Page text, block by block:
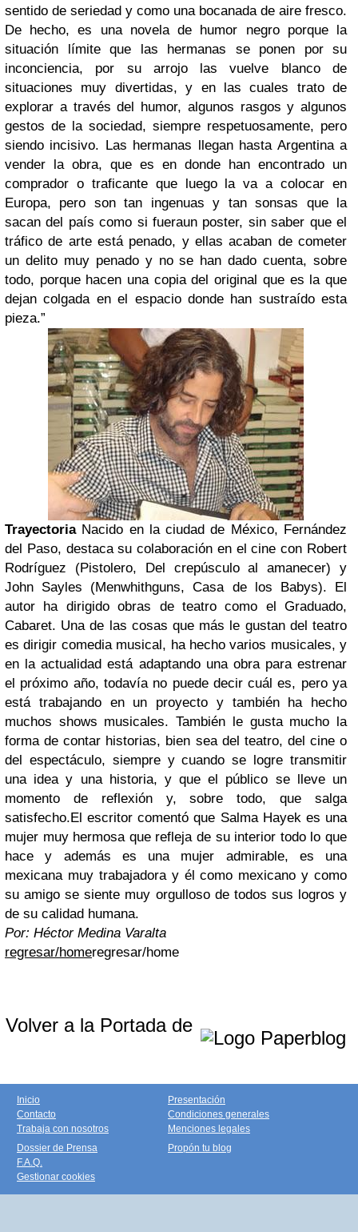
sentido de seriedad y como una bocanada de aire fresco.
De hecho, es una novela de humor negro porque la
situación límite que las hermanas se ponen por su
inconciencia, por su arrojo las vuelve blanco de
situaciones muy divertidas, y en las cuales trato de
explorar a través del humor, algunos rasgos y algunos
gestos de la sociedad, siempre respetuosamente, pero
siendo incisivo. Las hermanas llegan hasta Argentina a
vender la obra, que es en donde han encontrado un
comprador o traficante que luego la va a colocar en
Europa, pero son tan ingenuas y tan sonsas que la
sacan del país como si fueraun poster, sin saber que el
tráfico de arte está penado, y ellas acaban de cometer
un delito muy penado y no se han dado cuenta, sobre
todo, porque hacen una copia del original que es la que
dejan colgada en el espacio donde han sustraído esta
pieza.”
Trayectoria Nacido en la ciudad de México, Fernández
del Paso, destaca su colaboración en el cine con Robert
Rodríguez (Pistolero, Del crepúsculo al amanecer) y
John Sayles (Menwhithguns, Casa de los Babys). El
autor ha dirigido obras de teatro como el Graduado,
Cabaret. Una de las cosas que más le gustan del teatro
es dirigir comedia musical, ha hecho varios musicales, y
en la actualidad está adaptando una obra para estrenar
el próximo año, todavía no puede decir cuál es, pero ya
está trabajando en un proyecto y también ha hecho
muchos shows musicales. También le gusta mucho la
forma de contar historias, bien sea del teatro, del cine o
del espectáculo, siempre y cuando se logre transmitir
una idea y una historia, y que el público se lleve un
momento de reflexión y, sobre todo, que salga
satisfecho.El escritor comentó que Salma Hayek es una
mujer muy hermosa que refleja de su interior todo lo que
hace y además es una mujer admirable, es una
mexicana muy trabajadora y él como mexicano y como
su amigo se siente muy orgulloso de todos sus logros y
de su calidad humana.
Por: Héctor Medina Varalta
regresar/homeregresar/home
Volver a la Portada de
Inicio
Contacto
Trabaja con nosotros
Presentación
Condiciones generales
Menciones legales
Dossier de Prensa
F.A.Q.
Gestionar cookies
Propón tu blog